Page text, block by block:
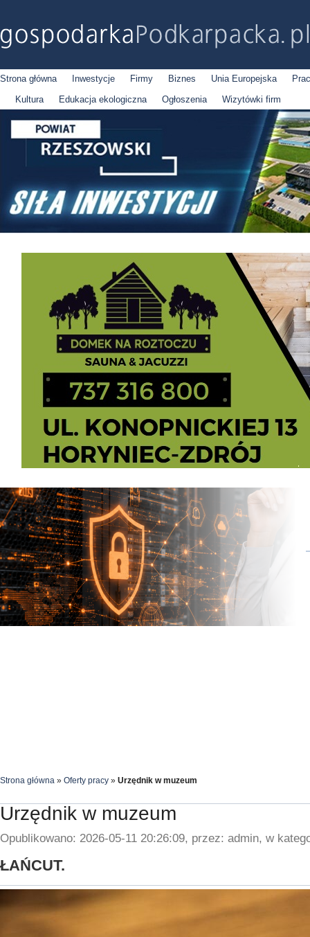
Strona główna Inwestycje Firmy Biznes Unia Europejska
Kultura
Edukacja ekologiczna Ogłoszenia Wizytówki firm
Strona główna » Oferty pracy » Urzędnik w muzeum
Urzędnik w muzeum
Opublikowano: 2026-05-11 20:26:09, przez: admin, w
ŁAŃCUT.